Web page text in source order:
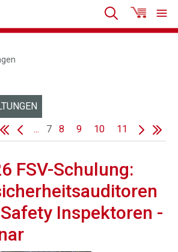
...
7 8 9 10 11
FSV-Schulung:
Inspektoren -